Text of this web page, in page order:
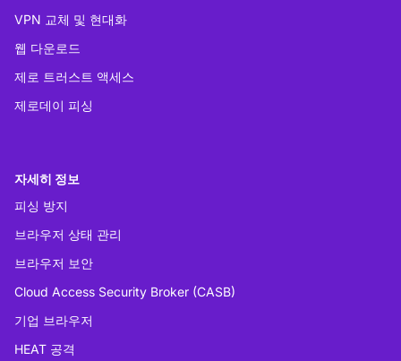
VPN 교체 및 현대화
웹 다운로드
제로 트러스트 액세스
제로데이 피싱
자세히 정보
피싱 방지
브라우저 상태 관리
브라우저 보안
Cloud Access Security Broker (CASB)
기업 브라우저
HEAT 공격